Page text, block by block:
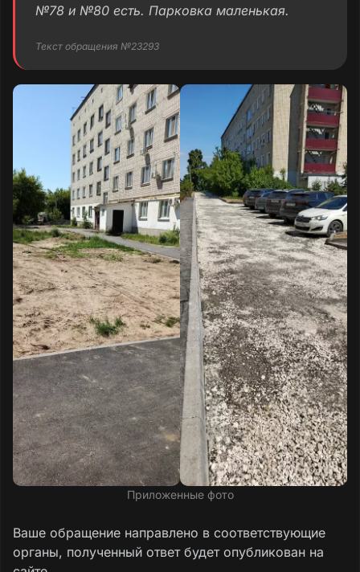
№78 и №80 есть. Парковка маленькая.
Текст обращения №23293
Приложенные фото
Ваше обращение направлено в соответствующие
органы, полученный ответ будет опубликован на